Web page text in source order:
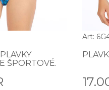
ŠPORTOVÉ.
Art: